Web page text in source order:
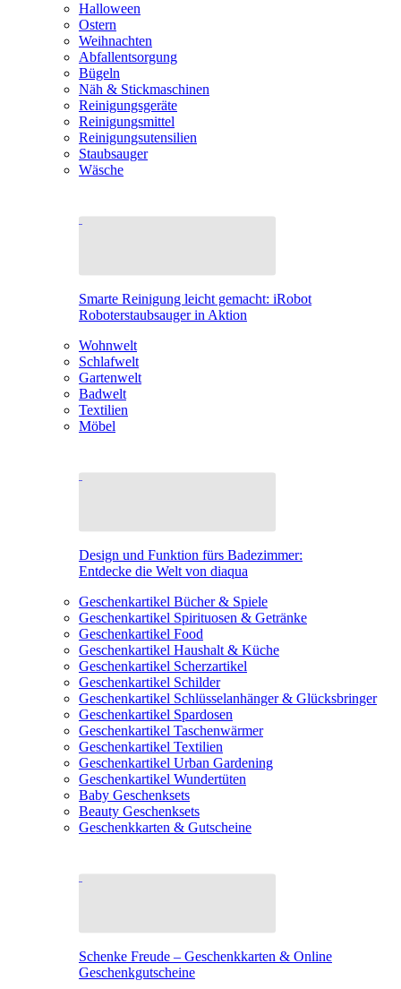
Halloween
Ostern
Weihnachten
Abfallentsorgung
Bügeln
Näh & Stickmaschinen
Reinigungsgeräte
Reinigungsmittel
Reinigungsutensilien
Staubsauger
Wäsche
Smarte Reinigung leicht gemacht: iRobot
Roboterstaubsauger in Aktion
Wohnwelt
Schlafwelt
Gartenwelt
Badwelt
Textilien
Möbel
Design und Funktion fürs Badezimmer:
Entdecke die Welt von diaqua
Geschenkartikel Bücher & Spiele
Geschenkartikel Spirituosen & Getränke
Geschenkartikel Food
Geschenkartikel Haushalt & Küche
Geschenkartikel Scherzartikel
Geschenkartikel Schilder
Geschenkartikel Schlüsselanhänger & Glücksbringer
Geschenkartikel Spardosen
Geschenkartikel Taschenwärmer
Geschenkartikel Textilien
Geschenkartikel Urban Gardening
Geschenkartikel Wundertüten
Baby Geschenksets
Beauty Geschenksets
Geschenkkarten & Gutscheine
Schenke Freude – Geschenkkarten & Online
Geschenkgutscheine